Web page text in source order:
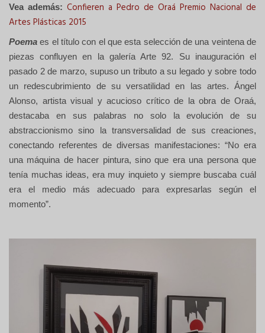
Vea además: Confieren a Pedro de Oraá Premio Nacional de
Artes Plásticas 2015
Poema es el título con el que esta selección de una veintena de
piezas confluyen en la galería Arte 92. Su inauguración el
pasado 2 de marzo, supuso un tributo a su legado y sobre todo
un redescubrimiento de su versatilidad en las artes. Ángel
Alonso, artista visual y acucioso crítico de la obra de Oraá,
destacaba en sus palabras no solo la evolución de su
abstraccionismo sino la transversalidad de sus creaciones,
conectando referentes de diversas manifestaciones: “No era
una máquina de hacer pintura, sino que era una persona que
tenía muchas ideas, era muy inquieto y siempre buscaba cuál
era el medio más adecuado para expresarlas según el
momento”.